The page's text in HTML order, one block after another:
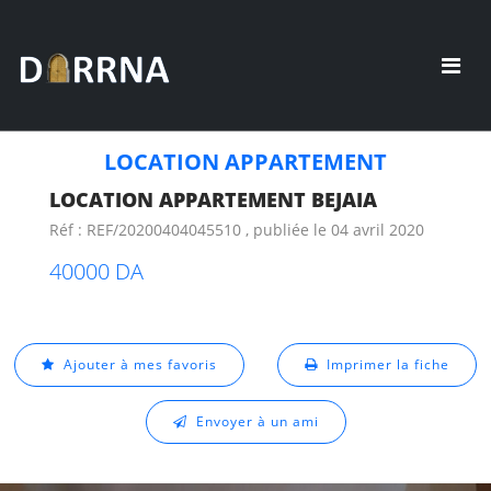
LOCATION APPARTEMENT
LOCATION APPARTEMENT BEJAIA
Réf : REF/20200404045510 , publiée le 04 avril 2020
40000 DA
Ajouter à mes favoris Imprimer la fiche
Envoyer à un ami